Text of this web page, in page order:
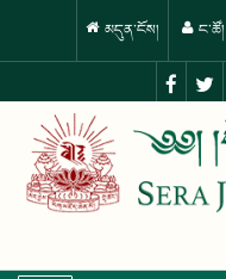
མདུན་ངོས། ང་ཚོ།